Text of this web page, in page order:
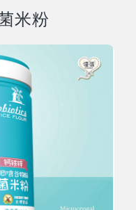
米粉